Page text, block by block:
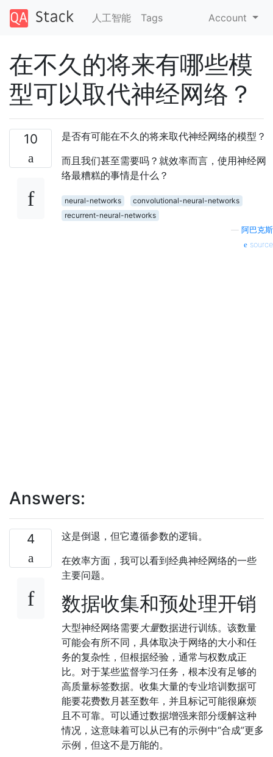
人工智能 Tags Account
在不久的将来有哪些模
型可以取代神经网络？
10
是否有可能在不久的将来取代神经网络的模型？
而且我们甚至需要吗？就效率而言，使用神经网
络最糟糕的事情是什么？
neural-networks
convolutional-neural-networks
recurrent-neural-networks
阿巴克斯
source
Answers:
4
这是倒退，但它遵循参数的逻辑。
在效率方面，我可以看到经典神经网络的一些
主要问题。
数据收集和预处理开销
大型神经网络需要大量数据进行训练。该数量
可能会有所不同，具体取决于网络的大小和任
务的复杂性，但根据经验，通常与权数成正
比。对于某些监督学习任务，根本没有足够的
高质量标签数据。收集大量的专业培训数据可
能要花费数月甚至数年，并且标记可能很麻烦
且不可靠。可以通过数据增强来部分缓解这种
情况，这意味着可以从已有的示例中“合成”更多
示例，但这不是万能的。